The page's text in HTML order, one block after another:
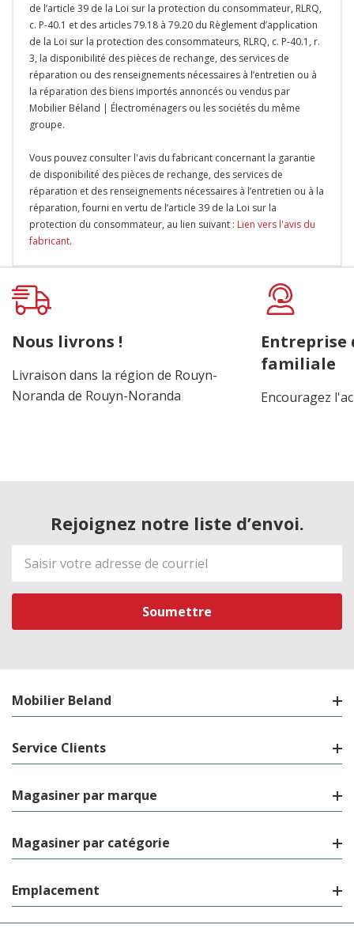
de l’article 39 de la Loi sur la protection du consommateur, RLRQ,
c. P-40.1 et des articles 79.18 à 79.20 du Règlement d’application
de la Loi sur la protection des consommateurs, RLRQ, c. P-40.1, r.
3, la disponibilité des pièces de rechange, des services de
réparation ou des renseignements nécessaires à l’entretien ou à
la réparation des biens importés annoncés ou vendus par
Mobilier Béland | Électroménagers ou les sociétés du même
groupe.
Vous pouvez consulter l'avis du fabricant concernant la garantie
de disponibilité des pièces de rechange, des services de
réparation et des renseignements nécessaires à l’entretien ou à la
réparation, fourni en vertu de l’article 39 de la Loi sur la
protection du consommateur, au lien suivant : Lien vers l'avis du
fabricant.
Onglet
personnalisé
Nous livrons !
Livraison dans la région de Rouyn-
Noranda de Rouyn-Noranda
Entreprise
familiale
Encouragez
Rejoignez notre liste d’envoi.
Adresse
de
courriel
Mobilier Beland
Service Clients
Magasiner par marque
Magasiner par catégorie
Emplacement